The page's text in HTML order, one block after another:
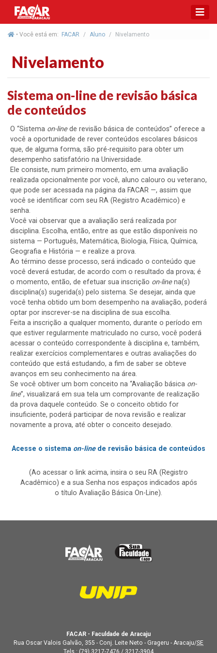
• Você está em: FACAR Aluno Nivelamento
Nivelamento
Sistema on-line de revisão básica
de conteúdos
O “Sistema on-linede revisão básica de conteúdos” oferece a
você a oportunidade de rever conteúdos escolares básicos
que, de alguma forma, são pré-requisito para obter um
desempenho satisfatório na Universidade.
Ele consiste, num primeiro momento, em uma avaliação
realizada opcionalmente por você, aluno calouro ou veterano,
que pode ser acessada na página da FACAR —, assim que
você se identificar com seu RA (Registro Acadêmico) e
senha.
Você vai observar que a avaliação será realizada por
disciplina. Escolha, então, entre as que estão disponíveis no
sistema — Português, Matemática, Biologia, Física, Química,
Geografia e História — e realize a prova.
Ao término desse processo, será indicado o conteúdo que
você deverá estudar, de acordo com o resultado da prova; é
o momento, então, de efetuar sua inscrição on-linena(s)
disciplina(s) sugerida(s) pelo sistema. Se desejar, ainda que
você tenha obtido um bom desempenho na avaliação, poderá
optar por inscrever-se na disciplina de sua escolha.
Feita a inscrição a qualquer momento, durante o período em
que estiver regularmente matriculado no curso, você poderá
acessar o conteúdo correspondente à disciplina e, também,
realizar exercícios complementares e outras avaliações do
conteúdo que está estudando, a fim de saber se obteve
avanços em seu conhecimento na área.
Se você obtiver um bom conceito na “Avaliação básica on-
line”, visualizará em sua tela um comprovante de realização
da prova daquele conteúdo. Se o conceito obtido for
insuficiente, poderá participar de nova revisão e realizar
novamente a prova, até obter o conceito desejado.
Acesse o sistema on-linede revisão básica de conteúdos
(Ao acessar o link acima, insira o seu RA (Registro
Acadêmico) e a sua Senha nos espaços indicados após
o título Avaliação Básica On-Line).
FACAR - Faculdade de Aracaju
Rua Oscar Valois Galvão, 355 - Conj. Leite Neto - Grageru - Aracaju/SE
Tels.: (79) 3217-7476 / 3217-3904